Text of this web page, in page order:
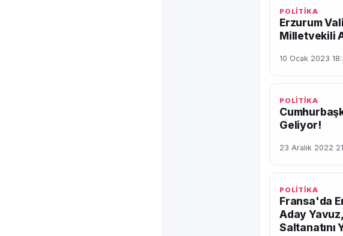
POLİTİKA
Erzurum
Milletvekili
10 Ocak 2023
POLİTİKA
Geliyor!
23 Aralık 2022
POLİTİKA
Fransa'da
Aday
Saltanatını